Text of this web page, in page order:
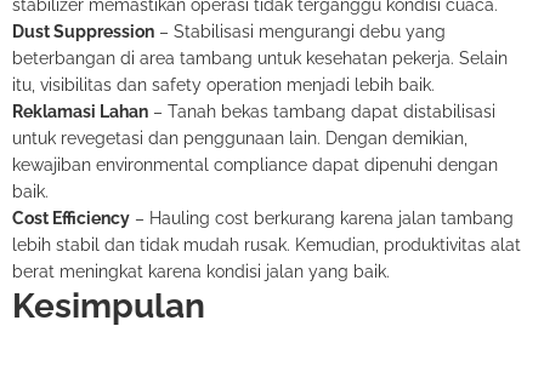
stabilizer memastikan operasi tidak terganggu kondisi cuaca.
Dust Suppression – Stabilisasi mengurangi debu yang
beterbangan di area tambang untuk kesehatan pekerja. Selain
itu, visibilitas dan safety operation menjadi lebih baik.
Reklamasi Lahan – Tanah bekas tambang dapat distabilisasi
untuk revegetasi dan penggunaan lain. Dengan demikian,
kewajiban environmental compliance dapat dipenuhi dengan
baik.
Cost Efficiency – Hauling cost berkurang karena jalan tambang
lebih stabil dan tidak mudah rusak. Kemudian, produktivitas alat
berat meningkat karena kondisi jalan yang baik.
Kesimpulan